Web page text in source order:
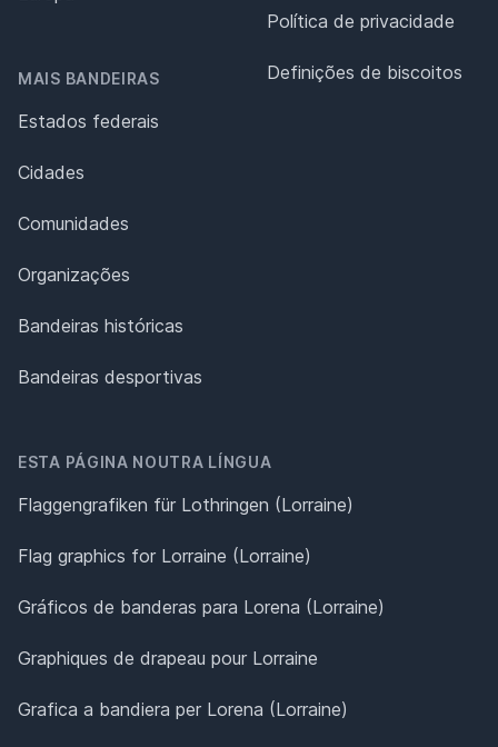
MAIS BANDEIRAS
Estados federais
Cidades
Comunidades
Organizações
Bandeiras históricas
Bandeiras desportivas
Política de privacidade
Definições de biscoitos
ESTA PÁGINA NOUTRA LÍNGUA
Flaggengrafiken für Lothringen (Lorraine)
Flag graphics for Lorraine (Lorraine)
Gráficos de banderas para Lorena (Lorraine)
Graphiques de drapeau pour Lorraine
Grafica a bandiera per Lorena (Lorraine)